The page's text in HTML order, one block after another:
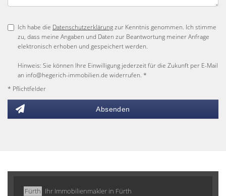
Ich habe die Datenschutzerklärungzur Kenntnis genommen. Ich stimme
zu, dass meine Angaben und Daten zur Beantwortung meiner Anfrage
elektronisch erhoben und gespeichert werden.
Hinweis: Sie können Ihre Einwilligung jederzeit für die Zukunft per E-Mail
an info@hegerich-immobilien.de widerrufen. *
* Pflichtfelder
Absenden
Fürth Ihr Immobilienmakler in Fürth